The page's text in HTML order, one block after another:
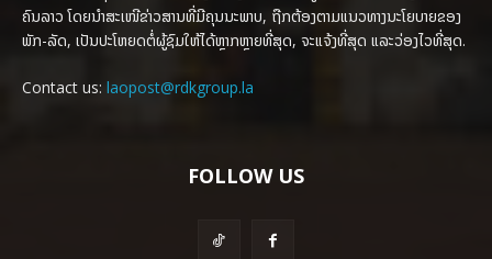
ຄົນລາວ ໂດຍນຳສະເໜີຂ່າວສານທີ່ມີຄຸນນະພາບ, ຖືກຕ້ອງຕາມແນວທາງນະໂຍບາຍຂອງ
ພັກ-ລັດ, ເປັນປະໂຫຍດຕໍ່ຜູ້ຊົມໃຫ້ໄດ້ຫຼາກຫຼາຍທີ່ສຸດ, ຈະແຈ້ງທີ່ສຸດ ແລະວ່ອງໄວທີ່ສຸດ.
Contact us: laopost@rdkgroup.la
FOLLOW US